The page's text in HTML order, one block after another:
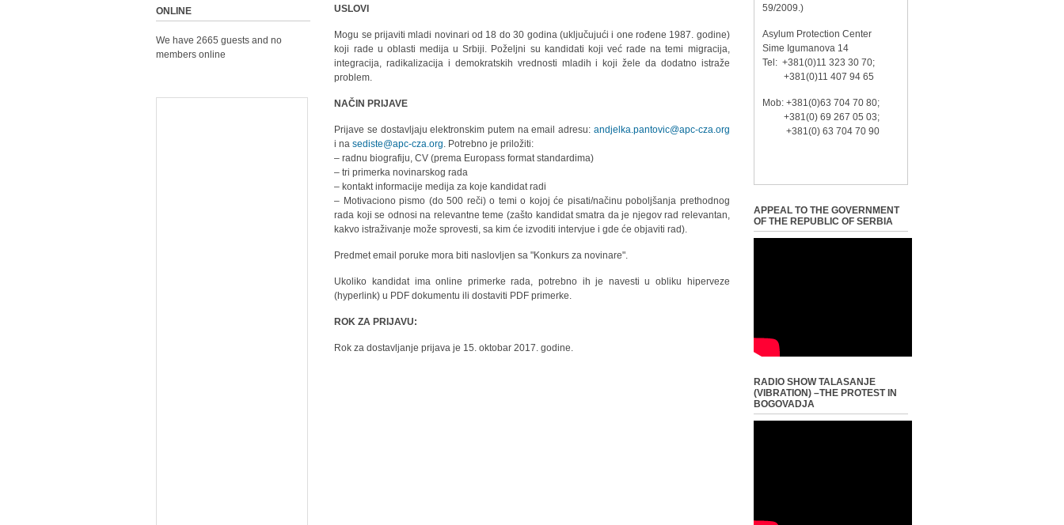
USLOVI
Mogu se prijaviti mladi novinari od 18 do 30 godina (uključujući i one rođene 1987. godine)
koji rade u oblasti medija u Srbiji. Poželjni su kandidati koji već rade na temi migracija,
integracija, radikalizacija i demokratskih vrednosti mladih i koji žele da dodatno istraže
problem.
NAČIN PRIJAVE
Prijave se dostavljaju elektronskim putem na email adresu: andjelka.pantovic@apc-cza.org
i nasediste@apc-cza.org. Potrebno je priložiti:
– radnu biografiju, CV (prema Europass format standardima)
– tri primerka novinarskog rada
– kontakt informacije medija za koje kandidat radi
– Motivaciono pismo (do 500 reči) o temi o kojoj će pisati/načinu poboljšanja prethodnog
rada koji se odnosi na relevantne teme (zašto kandidat smatra da je njegov rad relevantan,
kakvo istraživanje može sprovesti, sa kim će izvoditi intervjue i gde će objaviti rad).
Predmet email poruke mora biti naslovljen sa "Konkurs za novinare".
Ukoliko kandidat ima online primerke rada, potrebno ih je navesti u obliku hiperveze
(hyperlink) u PDF dokumentu ili dostaviti PDF primerke.
ROK ZA PRIJAVU:
Rok za dostavljanje prijava je 15. oktobar 2017. godine.
ONLINE
We have 2665 guests and no
members online
59/2009.)
Asylum Protection Center
Sime Igumanova 14
Tel: +381(0)11 323 30 70;
+381(0)11 407 94 65
Mob: +381(0)63 704 70 80;
+381(0) 69 267 05 03;
+381(0) 63 704 70 90
APPEAL TO THE GOVERNMENT
OF THE REPUBLIC OF SERBIA
RADIO SHOW TALASANJE
(VIBRATION) –THE PROTEST IN
BOGOVADJA